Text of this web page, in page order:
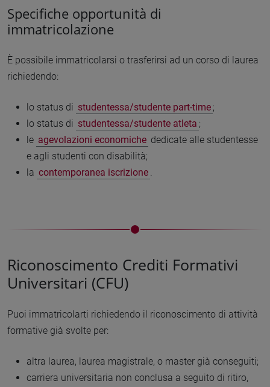
Specifiche opportunità di
immatricolazione
È possibile immatricolarsi o trasferirsi ad un corso di laurea
richiedendo:
lo status di studentessa/studente part-time ;
lo status di studentessa/studente atleta ;
le agevolazioni economiche dedicate alle studentesse
e agli studenti con disabilità;
la contemporanea iscrizione .
Riconoscimento Crediti Formativi
Universitari (CFU)
Puoi immatricolarti richiedendo il riconoscimento di attività
formative già svolte per:
altra laurea, laurea magistrale, o master già conseguiti;
carriera universitaria non conclusa a seguito di ritiro,